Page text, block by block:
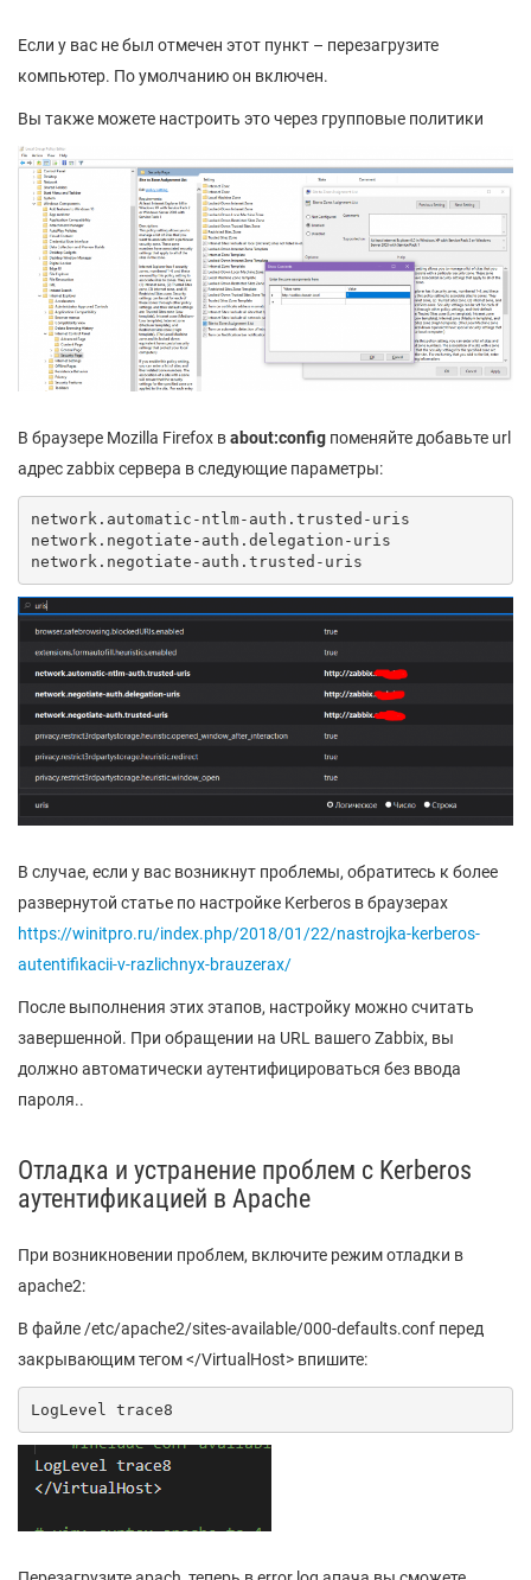
Если у вас не был отмечен этот пункт – перезагрузите
компьютер. По умолчанию он включен.
Вы также можете настроить это через групповые политики
В браузере Mozilla Firefox вabout:config поменяйте добавьте url
адрес zabbix сервера в следующие параметры:
network.automatic-ntlm-auth.trusted-uris
network.negotiate-auth.delegation-uris
network.negotiate-auth.trusted-uris
В случае, если у вас возникнут проблемы, обратитесь к более
развернутой статье по настройке Kerberos в браузерах
https://winitpro.ru/index.php/2018/01/22/nastrojka-kerberos-
autentifikacii-v-razlichnyx-brauzerax/
После выполнения этих этапов, настройку можно считать
завершенной. При обращении на URL вашего Zabbix, вы
должно автоматически аутентифицироваться без ввода
пароля..
Отладка и устранение проблем c Kerberos
аутентификацией в Apache
При возникновении проблем, включите режим отладки в
apache2:
В файле /etc/apache2/sites-available/000-defaults.conf перед
закрывающим тегом </VirtualHost> впишите:
LogLevel trace8